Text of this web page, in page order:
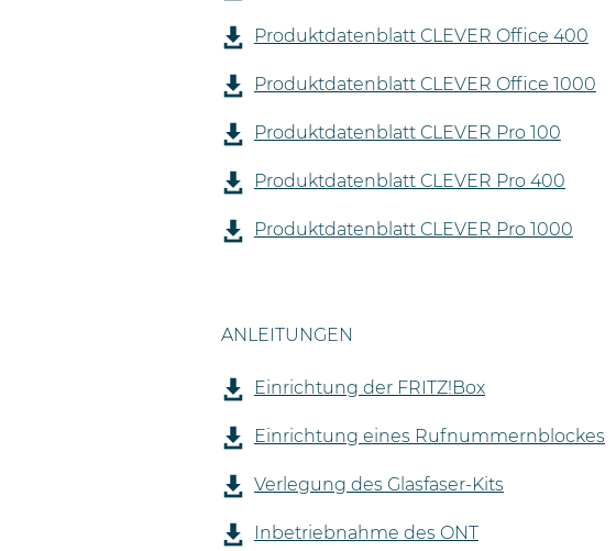
Produktdatenblatt CLEVER Office 400
Produktdatenblatt CLEVER Office 1000
Produktdatenblatt CLEVER Pro 100
Produktdatenblatt CLEVER Pro 400
Produktdatenblatt CLEVER Pro 1000
ANLEITUNGEN
Einrichtung der FRITZ!Box
Einrichtung eines Rufnummernblockes
Verlegung des Glasfaser-Kits
Inbetriebnahme des ONT